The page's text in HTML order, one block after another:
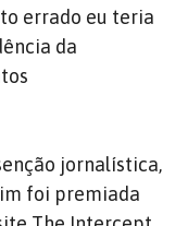
errado eu teria
da
jornalística,
foi premiada